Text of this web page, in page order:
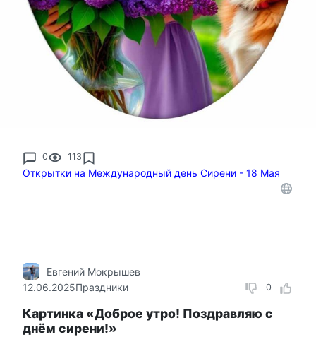
0 113
Открытки на Международный день Сирени - 18 Мая
0
Евгений Мокрышев
12.06.2025Праздники
Картинка «Доброе утро! Поздравляю с
днём сирени!»